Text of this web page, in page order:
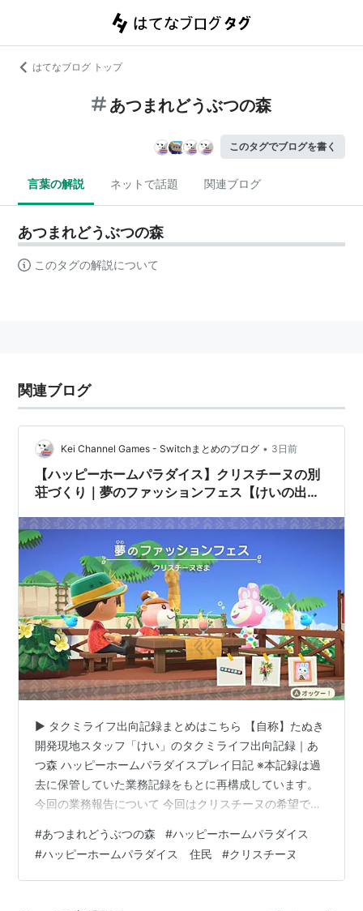
はてなブログ トップ
あつまれどうぶつの森
このタグでブログを書く
言葉の解説 ネットで話題 関連ブログ
あつまれどうぶつの森
このタグの解説について
関連ブログ
Kei Channel Games - Switchまとめのブログ • 3日前
【ハッピーホームパラダイス】クリスチーヌの別
荘づくり｜夢のファッションフェス【けいの出向
▶ タクミライフ出向記録まとめはこちら 【自称】たぬき
開発現地スタッフ「けい」のタクミライフ出向記録｜あ
つ森 ハッピーホームパラダイスプレイ日記 ※本記録は過
去に保管していた業務記録をもとに再構成しています。
今回の業務報告について 今回はクリスチーヌの希望であ
くりを進めています。 今回の業務報告では、 指定家具か
らイメージを作り上げていく方法。 別荘をつくる場所に
Ｆ－３を選択した理由。 完成後に感じた改善点。 などを
#あつまれどうぶつの森 #ハッピーホームパラダイス
#ハッピーホームパラダイス 住民 #クリスチーヌ